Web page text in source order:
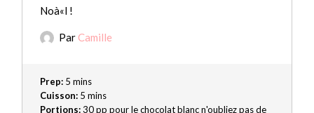
Noà«l !
ParCamille
Prep: 5 mins
Cuisson: 5 mins
Portions:30 pp pour le chocolat blanc n'oubliez pas de